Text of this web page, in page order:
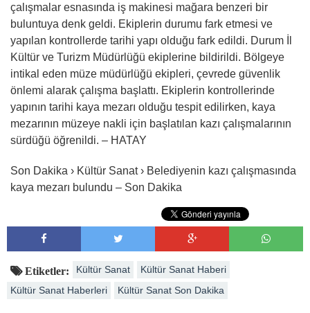
çalışmalar esnasında iş makinesi mağara benzeri bir
buluntuya denk geldi. Ekiplerin durumu fark etmesi ve
yapılan kontrollerde tarihi yapı olduğu fark edildi. Durum İl
Kültür ve Turizm Müdürlüğü ekiplerine bildirildi. Bölgeye
intikal eden müze müdürlüğü ekipleri, çevrede güvenlik
önlemi alarak çalışma başlattı. Ekiplerin kontrollerinde
yapının tarihi kaya mezarı olduğu tespit edilirken, kaya
mezarının müzeye nakli için başlatılan kazı çalışmalarının
sürdüğü öğrenildi. – HATAY
Son Dakika › Kültür Sanat › Belediyenin kazı çalışmasında
kaya mezarı bulundu – Son Dakika
Etiketler: Kültür Sanat
Kültür Sanat Haberi
Kültür Sanat Haberleri
Kültür Sanat Son Dakika